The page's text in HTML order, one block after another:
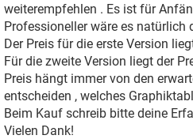
weiterempfehlen . Es ist für
Professioneller wäre es natürlich
Der Preis für die erste Version
Für die zweite Version liegt der
Preis hängt immer von den
entscheiden , welches
Beim Kauf schreib bitte deine
Vielen Dank!